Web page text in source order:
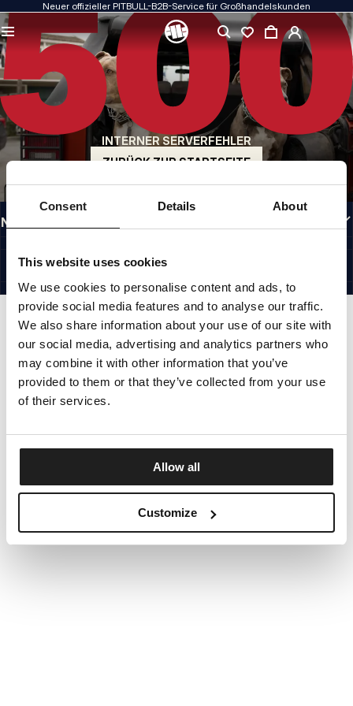
Consent Details About
This website uses cookies
We use cookies to personalise content and ads, to
provide social media features and to analyse our traffic.
We also share information about your use of our site with
our social media, advertising and analytics partners who
may combine it with other information that you’ve
provided to them or that they’ve collected from your use
of their services.
Allow all
Customize
Neuer offizieller PITBULL-B2B-Service für Großhandelskunden
INTERNER SERVERFEHLER
ZURÜCK ZUR STARTSEITE
QUALITÄT HAT FÜR UNS PRIORITÄT
Unsere Kleidung fertigen wir mit Leidenschaft. Bei Haltbarkeit, Langlebigkeit der
Materialien und Liebe zum Detail machen wir keine Kompromisse.
US ORIGIN
Unsere Wurzeln reichen zurück ins San Diego der frühen 1990er Jahre. Unser Stil
ist roh, authentisch und kompromisslos.
MARKE MIT CHARAKTER
Unsere Kollektionen werden von Sportlern, Kämpfern und unbeirrbaren
Individualisten gewählt.
INFORMATIONEN
NÜTZLICHE LINKS
©1997 - 2026 PITBULL SP. Z O.O. ALLE RECHTE VORBEHALTEN.
SITE CREDITS
NACH OBEN GEHEN